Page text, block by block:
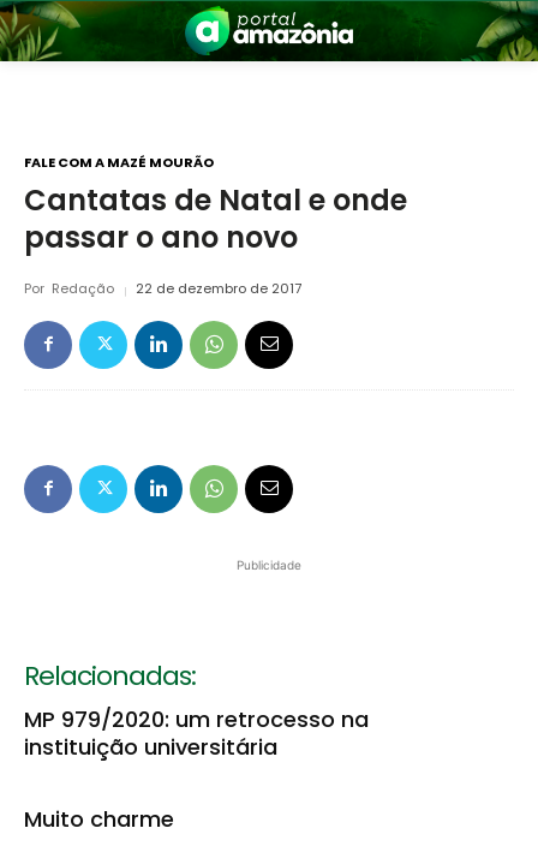
FALE COM A MAZÉ MOURÃO
Cantatas de Natal e onde
passar o ano novo
Por Redação 22 de dezembro de 2017
Publicidade
Relacionadas:
MP 979/2020: um retrocesso na
instituição universitária
Muito charme